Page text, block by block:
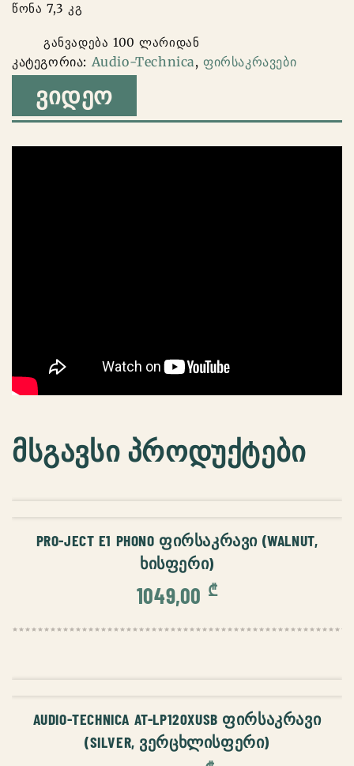
წონა 7,3 კგ
განვადება 100 ლარიდან
კატეგორია: Audio-Technica,ფირსაკრავები
ᲕᲘᲓᲔᲝ
მსგავსი პროდუქტები
PRO-JECT E1 PHONO ᲤᲘᲠᲡᲐᲙᲠᲐᲕᲘ (WALNUT,
ᲮᲘᲡᲤᲔᲠᲘ)
1049,00 ₾
AUDIO-TECHNICA AT-LP120XUSB ᲤᲘᲠᲡᲐᲙᲠᲐᲕᲘ
(SILVER, ᲕᲔᲠᲪᲮᲚᲘᲡᲤᲔᲠᲘ)